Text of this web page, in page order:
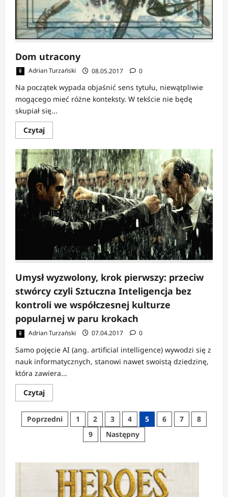
Dom utracony
Adrian Turzański 08.05.2017 0
Na początek wypada objaśnić sens tytułu, niewątpliwie
mogącego mieć różne konteksty. W tekście nie będę
skupiał się...
CzytajDowiedz
się
o
Dom
utracony
Umysł wyzwolony, krok pierwszy: przeciw
stwórcy czyli Sztuczna Inteligencja bez
kontroli we współczesnej kulturze
popularnej w paru krokach
Adrian Turzański 07.04.2017 0
Samo pojęcie AI (ang. artificial intelligence) wywodzi się z
nauk informatycznych, stanowi nawet swoistą dziedzinę,
która zawiera...
CzytajDowiedz
się
o
Umysł
wyzwolony,
czyli
Sztuczna
Inteligencja
kontroli
Stronicowanie
Poprzedni 1 2 3 4 5 6 7
8
9
Następny